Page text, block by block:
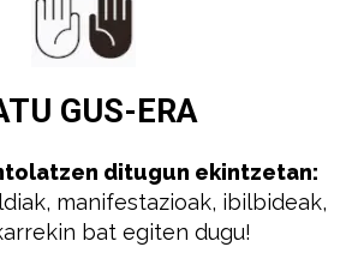
GUS-ERA
ditugun ekintzetan:
manifestazioak, ibilbideak,
bat egiten dugu!